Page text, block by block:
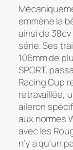
emmène la
ainsi de
série. Ses
106mm de
SPORT,
Racing Cup
retravaillée,
aileron
aux normes
avec les
n’y a qu’un